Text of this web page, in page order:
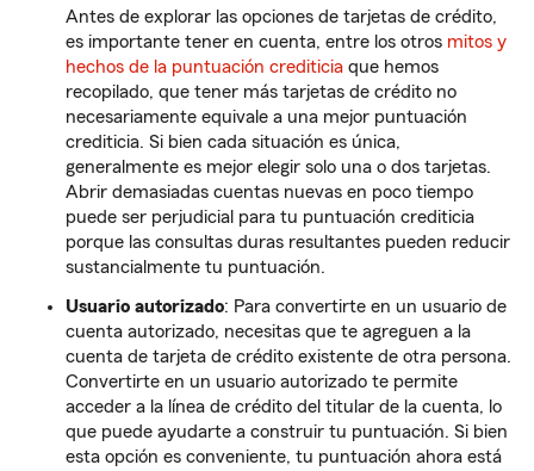
Antes de explorar las opciones de tarjetas de crédito,
es importante tener en cuenta, entre los otros mitos y
hechos de la puntuación crediticia que hemos
recopilado, que tener más tarjetas de crédito no
necesariamente equivale a una mejor puntuación
crediticia. Si bien cada situación es única,
generalmente es mejor elegir solo una o dos tarjetas.
Abrir demasiadas cuentas nuevas en poco tiempo
puede ser perjudicial para tu puntuación crediticia
porque las consultas duras resultantes pueden reducir
sustancialmente tu puntuación.
Usuario autorizado: Para convertirte en un usuario de
cuenta autorizado, necesitas que te agreguen a la
cuenta de tarjeta de crédito existente de otra persona.
Convertirte en un usuario autorizado te permite
acceder a la línea de crédito del titular de la cuenta, lo
que puede ayudarte a construir tu puntuación. Si bien
esta opción es conveniente, tu puntuación ahora está